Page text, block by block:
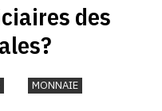
des
MONNAIE